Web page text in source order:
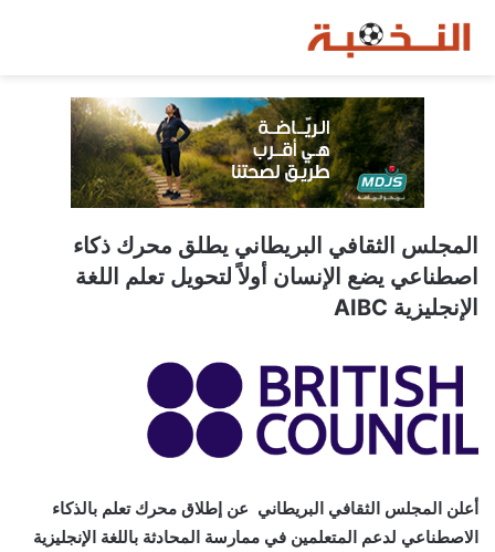
المجلس الثقافي البريطاني يطلق محرك ذكاء
اصطناعي يضع الإنسان أولاً لتحويل تعلم اللغة
الإنجليزية AIBC
أعلن المجلس الثقافي البريطاني عن إطلاق محرك تعلم بالذكاء
الاصطناعي لدعم المتعلمين في ممارسة المحادثة باللغة الإنجليزية